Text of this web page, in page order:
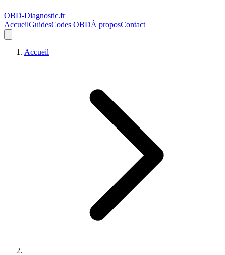
OBD-Diagnostic.fr
AccueilGuidesCodes OBDÀ proposContact
Accueil